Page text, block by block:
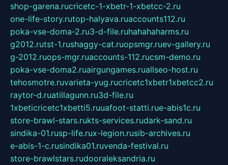
shop-garena.rucricetc-1-xbetr-1-xbetcc-2.ru
one-life-story.rutop-halyava.ruaccounts112.ru
poka-vse-doma-2.ru3-d-file.ruhahahaharms.ru
g2012.rutst-1.rushaggy-cat.ruopsmgr.ruev-gallery.ru
g-2012.ruops-mgr.ruaccounts-112.rucsm-demo.ru
poka-vse-doma2.ruairgungames.ruallseo-host.ru
tehosmotre.ruvarieta-yug.rucricetc1xbetr1xbetcc2.ru
raytor-d.ruatillagunn.ru3d-file.ru
1xbeticricetc1xbetti5.ruuafoot-statti.rue-abis1c.ru
store-brawl-stars.rukts-services.rudark-sand.ru
sindika-01.rusp-life.rux-legion.rusib-archives.ru
e-abis-1-c.rusindika01.ruvenda-festival.ru
store-brawlstars.rudooraleksandria.ru